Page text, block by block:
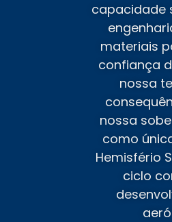
capacidade
materiais
confiança
nossa
nossa
como
Hemisfério
ciclo